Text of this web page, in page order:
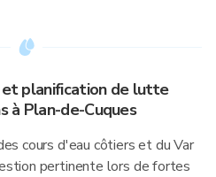
planification de lutte
à Plan-de-Cuques
cours d'eau côtiers et du Var
pertinente lors de fortes